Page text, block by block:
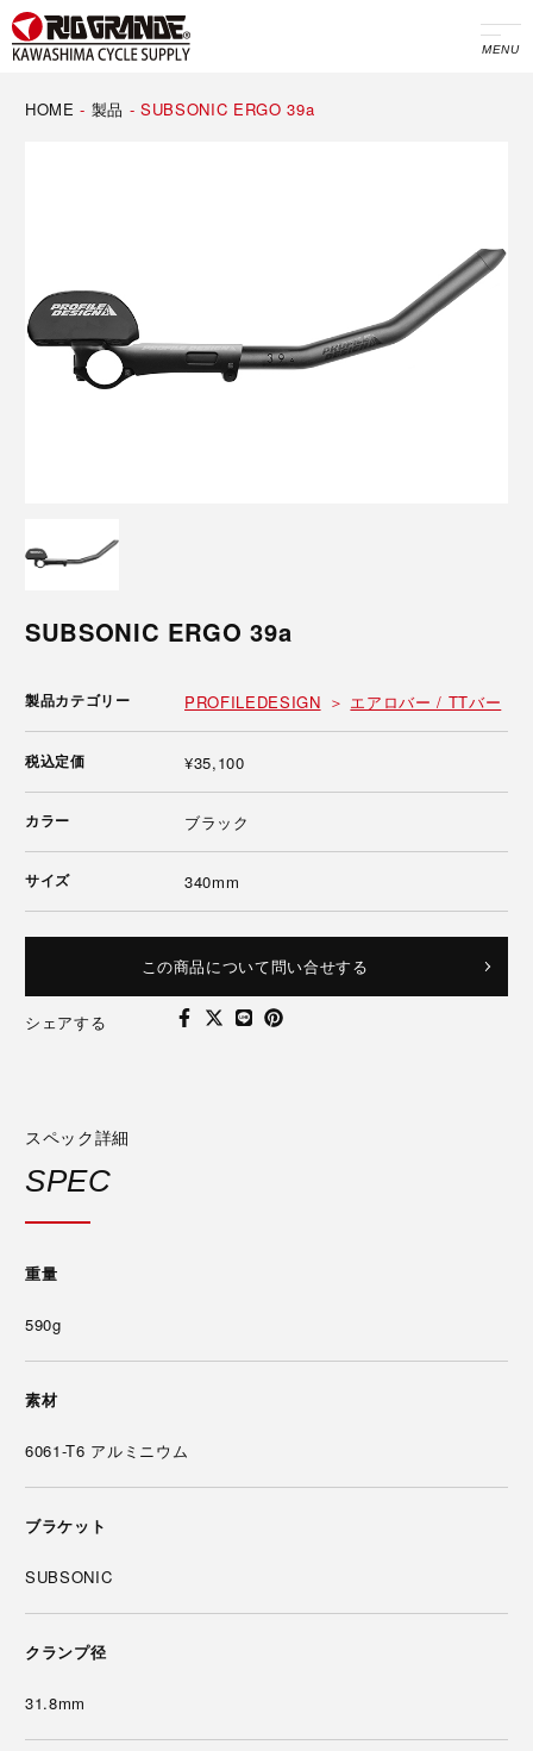
MENU
HOME - 製品 -SUBSONIC ERGO 39a
SUBSONIC ERGO 39a
製品カテゴリー PROFILEDESIGN エアロバー / TTバー
税込定価 ¥35,100
カラー ブラック
サイズ 340mm
この商品について問い合せする
シェアする
スペック詳細
SPEC
重量
590g
素材
6061-T6 アルミニウム
ブラケット
SUBSONIC
クランプ径
31.8mm